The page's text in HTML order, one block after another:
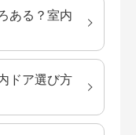
ある？室内
ドア選び方